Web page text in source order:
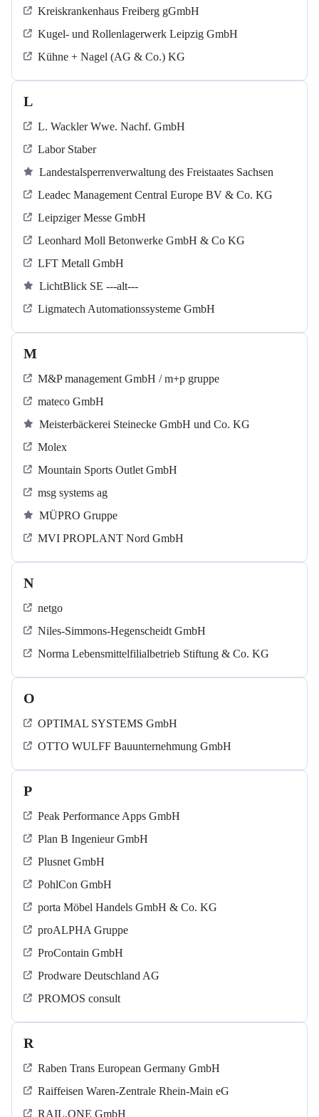
Kreiskrankenhaus Freiberg gGmbH
Kugel‐ und Rollenlagerwerk Leipzig GmbH
Kühne + Nagel (AG & Co.) KG
L
L. Wackler Wwe. Nachf. GmbH
Labor Staber
Landestalsperrenverwaltung des Freistaates Sachsen
Leadec Management Central Europe BV & Co. KG
Leipziger Messe GmbH
Leonhard Moll Betonwerke GmbH & Co KG
LFT Metall GmbH
LichtBlick SE ---alt---
Ligmatech Automationssysteme GmbH
M
M&P management GmbH / m+p gruppe
mateco GmbH
Meisterbäckerei Steinecke GmbH und Co. KG
Molex
Mountain Sports Outlet GmbH
msg systems ag
MÜPRO Gruppe
MVI PROPLANT Nord GmbH
N
netgo
Niles-Simmons-Hegenscheidt GmbH
Norma Lebensmittelfilialbetrieb Stiftung & Co. KG
O
OPTIMAL SYSTEMS GmbH
OTTO WULFF Bauunternehmung GmbH
P
Peak Performance Apps GmbH
Plan B Ingenieur GmbH
Plusnet GmbH
PohlCon GmbH
porta Möbel Handels GmbH & Co. KG
proALPHA Gruppe
ProContain GmbH
Prodware Deutschland AG
PROMOS consult
R
Raben Trans European Germany GmbH
Raiffeisen Waren-Zentrale Rhein-Main eG
RAIL.ONE GmbH